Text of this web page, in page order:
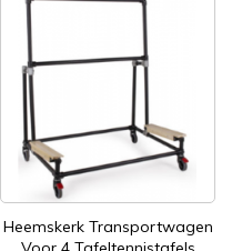
Heemskerk Transportwagen